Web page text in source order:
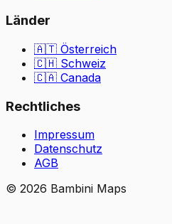
Länder
🇦🇹 Österreich
🇨🇭 Schweiz
🇨🇦 Canada
Rechtliches
Impressum
Datenschutz
AGB
© 2026 Bambini Maps